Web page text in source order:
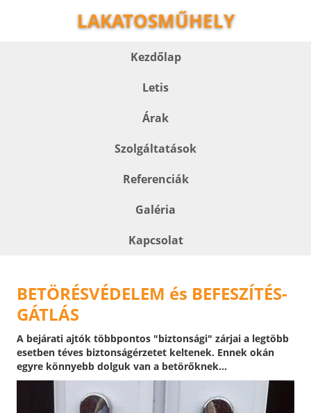
LAKATOSMŰHELY
Kezdőlap
Letis
Árak
Szolgáltatások
Referenciák
Galéria
Kapcsolat
BETÖRÉSVÉDELEM és BEFESZÍTÉS-
GÁTLÁS
A bejárati ajtók többpontos "biztonsági" zárjai a legtöbb
esetben téves biztonságérzetet keltenek. Ennek okán
egyre könnyebb dolguk van a betörőknek...